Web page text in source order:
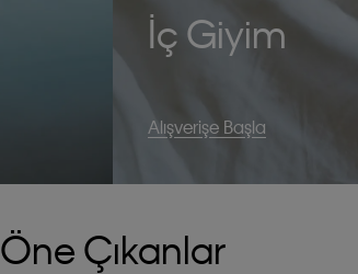
İç Giyim
Alışverişe Başla
Öne Çıkanlar